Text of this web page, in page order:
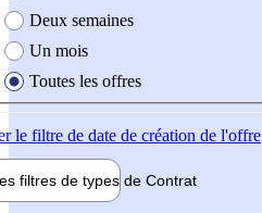
Deux semaines
Un mois
Toutes les offres
le filtre de date de création de l'offre
filtres de types de Contrat